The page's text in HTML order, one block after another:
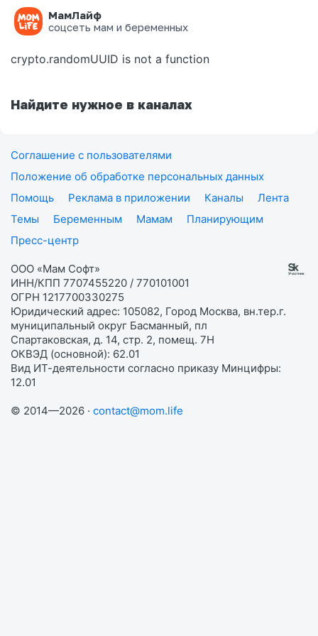
МамЛайф
соцсеть мам и беременных
Ошибка на странице
crypto.randomUUID is not a function
Найдите нужное в каналах
Соглашение с пользователями
Положение об обработке персональных данных
Помощь
Реклама в приложении Каналы
Лента
Темы
Беременным Мамам
Планирующим
Пресс-центр
ООО «Мам Софт»
ИНН/КПП 7707455220 / 770101001
ОГРН 1217700330275
Юридический адрес: 105082, Город Москва, вн.тер.г.
муниципальный округ Басманный, пл
Спартаковская, д. 14, стр. 2, помещ. 7Н
ОКВЭД (основной): 62.01
Вид ИТ-деятельности согласно приказу Минцифры:
12.01
© 2014—2026 · contact@mom.life